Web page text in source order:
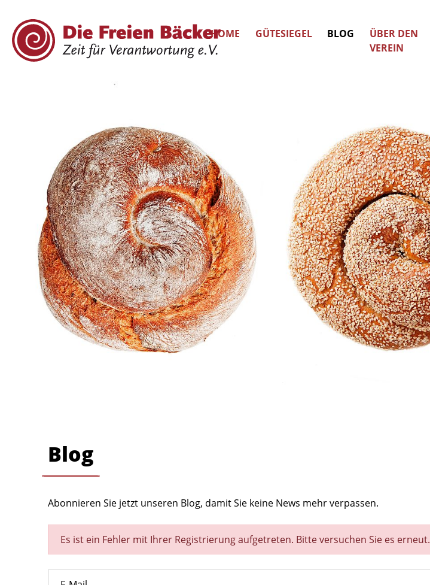
HOME GÜTESIEGEL BLOG
ÜBER DEN
VEREIN
Blog
Abonnieren Sie jetzt unseren Blog, damit Sie keine News mehr verpassen.
Es ist ein Fehler mit Ihrer Registrierung aufgetreten. Bitte versuchen Sie es erneut.